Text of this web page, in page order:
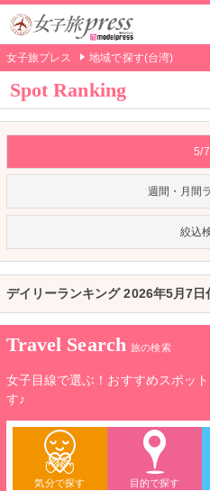
女子旅プレス 地域で探す(台湾)
Spot Ranking
5/7
週間・月間
絞込
デイリーランキング 2026年5月7日
Travel Search 旅の検索
女子目線で選ぶ！おすすめスポッ
す♪
気分で探す 目的で探す